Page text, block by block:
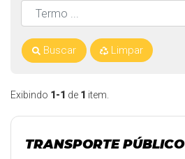
Exibindo 1-1 de 1 item.
TRANSPORTE PÚBLICO
Buscar Limpar